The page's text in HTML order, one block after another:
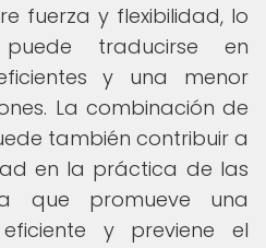
fuerza y flexibilidad, lo
traducirse en
y una menor
La combinación de
también contribuir a
en la práctica de las
que promueve una
y previene el